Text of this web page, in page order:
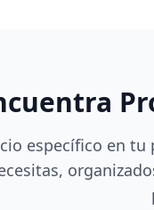
específico en